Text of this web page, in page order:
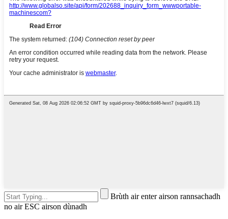
Brùth air enter airson rannsachadh
no air ESC airson dùnadh